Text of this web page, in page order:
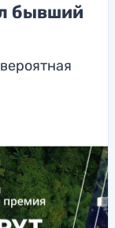
бывший